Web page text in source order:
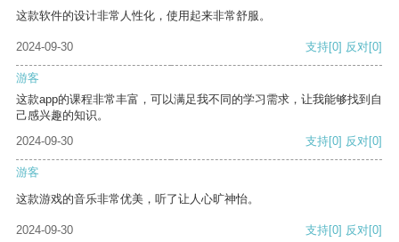
这款软件的设计非常人性化，使用起来非常舒服。
2024-09-30 支持[0] 反对[0]
游客
这款app的课程非常丰富，可以满足我不同的学习需求，让我能够找到自
己感兴趣的知识。
2024-09-30
支持[0] 反对[0]
游客
这款游戏的音乐非常优美，听了让人心旷神怡。
2024-09-30 支持[0] 反对[0]